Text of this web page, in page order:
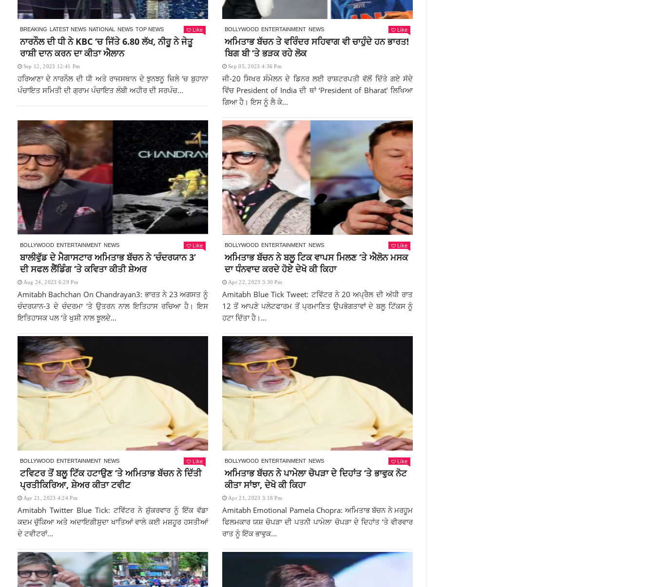
BREAKING LATEST NEWS NATIONAL NEWS TOP NEWS Like
ਨਾਰਨੌਲ ਦੀ ਧੀ ਨੇ KBC ‘ਚ ਜਿੱਤੇ 6.80 ਲੱਖ, ਨੀਰੂ ਨੇ ਜੇਤੂ
ਰਾਸ਼ੀ ਦਾਨ ਕਰਨ ਦਾ ਕੀਤਾ ਐਲਾਨ
Sep 12, 2023 12:41 Pm
ਹਰਿਆਣਾ ਦੇ ਨਾਰਨੌਲ ਦੀ ਧੀ ਅਤੇ ਰਾਜਸਥਾਨ ਦੇ ਝੁਨਝਨੂ ਜ਼ਿਲੇ ‘ਚ ਬੁਹਾਨਾ
ਪੰਚਾਇਤ ਸਮਿਤੀ ਦੀ ਗ੍ਰਾਮ ਪੰਚਾਇਤ ਲੰਬੀ ਅਹੀਰ ਦੀ ਸਰਪੰਚ...
BOLLYWOOD ENTERTAINMENT NEWS Like
ਅਮਿਤਾਭ ਬੱਚਨ ਤੇ ਵਰਿੰਦਰ ਸਹਿਵਾਗ ਵੀ ਚਾਹੁੰਦੇ ਹਨ ਭਾਰਤ!
ਬਿਗ ਬੀ ‘ਤੇ ਭੜਕ ਰਹੇ ਲੋਕ
Sep 05, 2023 4:36 Pm
ਜੀ-20 ਸਿਖਰ ਸੰਮੇਲਨ ਦੇ ਡਿਨਰ ਲਈ ਰਾਸ਼ਟਰਪਤੀ ਵੱਲੋਂ ਦਿੱਤੇ ਗਏ ਸੱਦੇ
ਵਿੱਚ President of India ਦੀ ਥਾਂ ‘President of Bharat’ ਲਿਖਿਆ
ਗਿਆ ਹੈ। ਇਸ ਨੂੰ ਲੈ ਕੇ...
BOLLYWOOD ENTERTAINMENT NEWS Like
ਬਾਲੀਵੁੱਡ ਦੇ ਮੈਗਾਸਟਾਰ ਅਮਿਤਾਭ ਬੱਚਨ ਨੇ ‘ਚੰਦਰਯਾਨ 3’
ਦੀ ਸਫਲ ਲੈਂਡਿੰਗ ‘ਤੇ ਕਵਿਤਾ ਕੀਤੀ ਸ਼ੇਅਰ
Aug 24, 2023 6:29 Pm
Amitabh Bachchan On Chandrayan3: ਭਾਰਤ ਨੇ 23 ਅਗਸਤ ਨੂੰ
ਚੰਦਰਯਾਨ-3 ਦੇ ਚੰਦਰਮਾ ‘ਤੇ ਉਤਰਨ ਨਾਲ ਇਤਿਹਾਸ ਰਚਿਆ ਹੈ। ਇਸ
ਇਤਿਹਾਸਕ ਪਲ ‘ਤੇ ਖੁਸ਼ੀ ਨਾਲ ਝੂਲਦੇ...
BOLLYWOOD ENTERTAINMENT NEWS Like
ਅਮਿਤਾਭ ਬੱਚਨ ਨੇ ਬਲੂ ਟਿਕ ਵਾਪਸ ਮਿਲਣ ‘ਤੇ ਐਲੋਨ ਮਸਕ
ਦਾ ਧੰਨਵਾਦ ਕਰਦੇ ਹੋਏ ਦੇਖੋ ਕੀ ਕਿਹਾ
Apr 22, 2023 3:30 Pm
Amitabh Blue Tick Tweet: ਟਵਿੱਟਰ ਨੇ 20 ਅਪ੍ਰੈਲ ਦੀ ਅੱਧੀ ਰਾਤ
12 ਤੋਂ ਆਪਣੇ ਪਲੇਟਫਾਰਮ ਤੋਂ ਪ੍ਰਮਾਣਿਤ ਉਪਭੋਗਤਾਵਾਂ ਦੇ ਬਲੂ ਟਿੱਕਸ ਨੂੰ
ਹਟਾ ਦਿੱਤਾ ਹੈ।...
BOLLYWOOD ENTERTAINMENT NEWS Like
ਟਵਿਟਰ ਤੋਂ ਬਲੂ ਟਿੱਕ ਹਟਾਉਣ ‘ਤੇ ਅਮਿਤਾਭ ਬੱਚਨ ਨੇ ਦਿੱਤੀ
ਪ੍ਰਤੀਕਿਰਿਆ, ਸ਼ੇਅਰ ਕੀਤਾ ਟਵੀਟ
Apr 21, 2023 4:24 Pm
Amitabh Twitter Blue Tick: ਟਵਿੱਟਰ ਨੇ ਸ਼ੁੱਕਰਵਾਰ ਨੂੰ ਇੱਕ ਵੱਡਾ
ਕਦਮ ਚੁੱਕਿਆ ਅਤੇ ਅਦਾਇਗੀਸ਼ੁਦਾ ਖਾਤਿਆਂ ਵਾਲੇ ਕਈ ਮਸ਼ਹੂਰ ਹਸਤੀਆਂ
ਦੇ ਟਵੀਟਰਾਂ...
BOLLYWOOD ENTERTAINMENT NEWS Like
ਅਮਿਤਾਭ ਬੱਚਨ ਨੇ ਪਾਮੇਲਾ ਚੋਪੜਾ ਦੇ ਦਿਹਾਂਤ ‘ਤੇ ਭਾਵੁਕ ਨੋਟ
ਕੀਤਾ ਸਾਂਝਾ, ਦੇਖੋ ਕੀ ਕਿਹਾ
Apr 21, 2023 3:18 Pm
Amitabh Emotional Pamela Chopra: ਅਮਿਤਾਭ ਬੱਚਨ ਨੇ ਮਰਹੂਮ
ਫਿਲਮਕਾਰ ਯਸ਼ ਚੋਪੜਾ ਦੀ ਪਤਨੀ ਪਾਮੇਲਾ ਚੋਪੜਾ ਦੇ ਦਿਹਾਂਤ ‘ਤੇ ਵੀਰਵਾਰ
ਰਾਤ ਨੂੰ ਇੱਕ ਭਾਵੁਕ...